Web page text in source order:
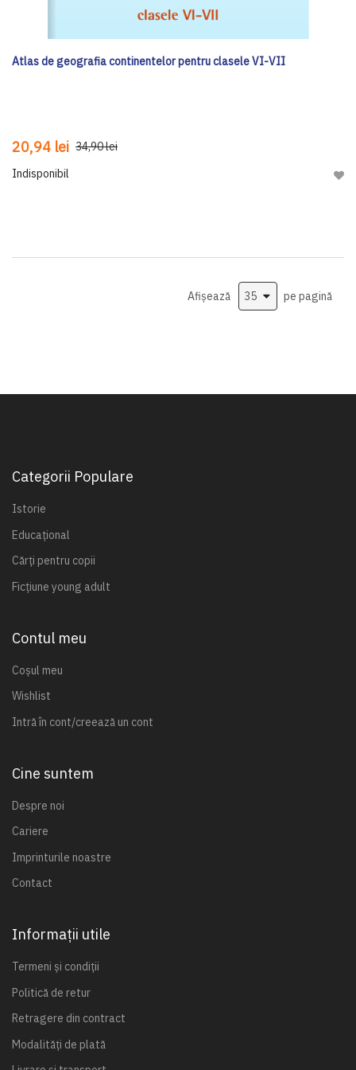
Atlas de geografia continentelor pentru clasele VI-VII
20,94 lei 34,90 lei
Indisponibil
Afișează pe pagină
Categorii Populare
Istorie
Educațional
Cărți pentru copii
Ficțiune young adult
Contul meu
Coșul meu
Wishlist
Intră în cont/creează un cont
Cine suntem
Despre noi
Cariere
Imprinturile noastre
Contact
Informații utile
Termeni și condiții
Politică de retur
Retragere din contract
Modalități de plată